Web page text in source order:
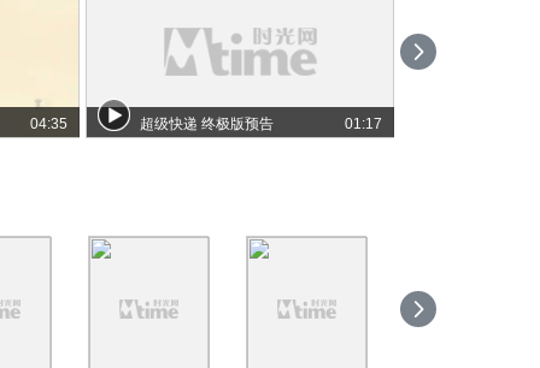
04:35 01:17
超级快递 终极版预告